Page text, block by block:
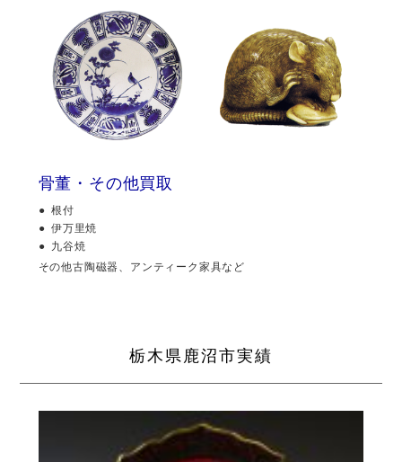
骨董・その他買取
根付
伊万里焼
九谷焼
その他古陶磁器、アンティーク家具など
栃木県鹿沼市実績